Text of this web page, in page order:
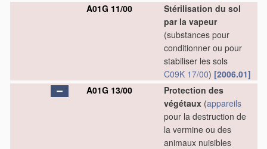
A01G 11/00
Stérilisation du sol
par la vapeur
(substances pour
conditionner ou pour
stabiliser les sols
C09K 17/00) [2006.01]
A01G 13/00
Protection des
végétaux (appareils
pour la destruction de
la vermine ou des
animaux nuisibles